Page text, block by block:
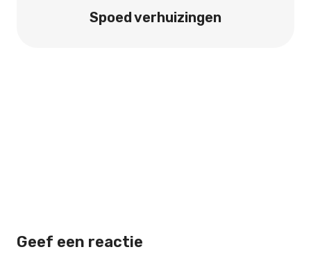
Spoed verhuizingen
Geef een reactie